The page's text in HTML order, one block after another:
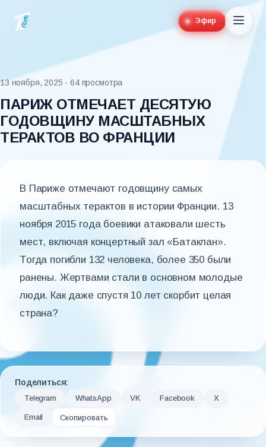
Эфир
13 ноября, 2025 · 64 просмотра
ПАРИЖ ОТМЕЧАЕТ ДЕСЯТУЮ
ГОДОВЩИНУ МАСШТАБНЫХ
ТЕРАКТОВ ВО ФРАНЦИИ
В Париже отмечают годовщину самых
масштабных терактов в истории Франции. 13
ноября 2015 года боевики атаковали шесть
мест, включая концертный зал «Батаклан».
Тогда погибли 132 человека, более 350 были
ранены. Жертвами стали в основном молодые
люди. Как даже спустя 10 лет скорбит целая
страна?
Поделиться:
Telegram WhatsApp VK Facebook X
Email Скопировать